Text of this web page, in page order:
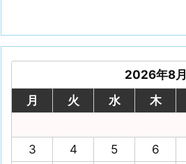
2026年8月
月
火 水 木
3
4 5 6